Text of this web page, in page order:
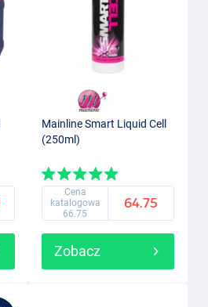
Mainline Smart Liquid Cell
(250ml)
Cena
katalogowa
66.75
64.75
Zobacz